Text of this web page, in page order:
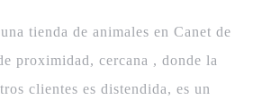
tienda de animales en Canet de
proximidad, cercana , donde la
clientes es distendida, es un